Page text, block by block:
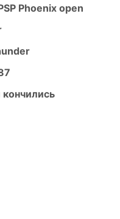
Phoenix open
кончились